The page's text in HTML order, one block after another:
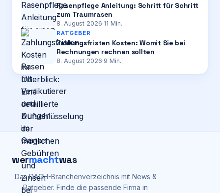
Rasenpflege Anleitung: Schritt für Schritt
zum Traumrasen
8. August 2026·11 Min.
RATGEBER
Zahlungsfristen Kosten: Womit Sie bei
Rechnungen rechnen sollten
8. August 2026·9 Min.
wermachtwas
Das DACH-Branchenverzeichnis mit News &
Ratgeber. Finde die passende Firma in